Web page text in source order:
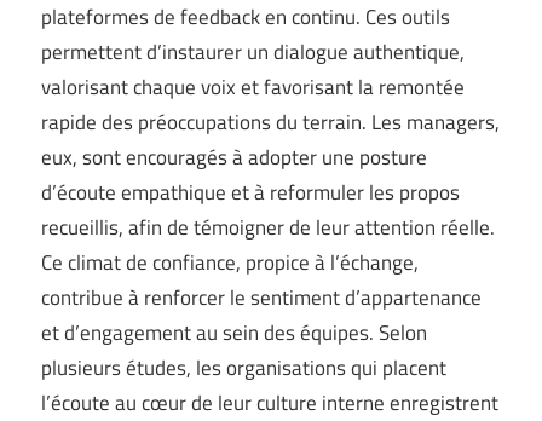
plateformes de feedback en continu. Ces outils
permettent d’instaurer un dialogue authentique,
valorisant chaque voix et favorisant la remontée
rapide des préoccupations du terrain. Les managers,
eux, sont encouragés à adopter une posture
d’écoute empathique et à reformuler les propos
recueillis, afin de témoigner de leur attention réelle.
Ce climat de confiance, propice à l’échange,
contribue à renforcer le sentiment d’appartenance
et d’engagement au sein des équipes. Selon
plusieurs études, les organisations qui placent
l’écoute au cœur de leur culture interne enregistrent